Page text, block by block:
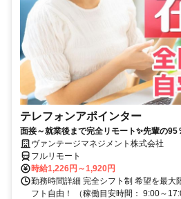
テレフォンアポインター
面接～就業後まで完全リモート✨先輩の
ヴァンテージマネジメント株式会社
フルリモート
時給1,226円～1,920円
勤務時間詳細 完全シフト制 希望を最大
フト自由！ （稼働目安時間： 9:00～